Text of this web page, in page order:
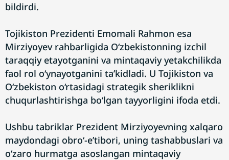
bildirdi.
Tojikiston Prezidenti Emomali Rahmon esa
Mirziyoyev rahbarligida O‘zbekistonning izchil
taraqqiy etayotganini va mintaqaviy yetakchilikda
faol rol o‘ynayotganini ta’kidladi. U Tojikiston va
O‘zbekiston o‘rtasidagi strategik sheriklikni
chuqurlashtirishga bo‘lgan tayyorligini ifoda etdi.
Ushbu tabriklar Prezident Mirziyoyevning xalqaro
maydondagi obro‘-e’tibori, uning tashabbuslari va
o‘zaro hurmatga asoslangan mintaqaviy